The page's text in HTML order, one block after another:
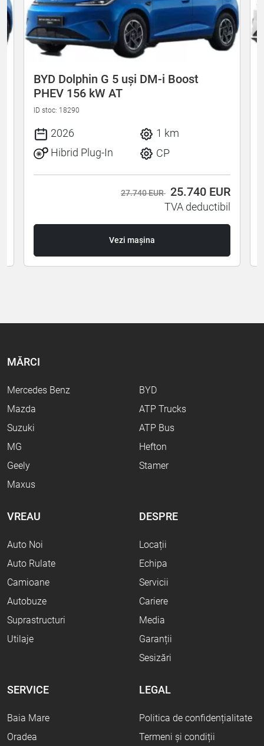
BYD Dolphin G 5 uși DM-i Boost
PHEV 156 kW AT
ID stoc: 18290
2026
1 km
Hibrid Plug-In
CP
27.740 EUR 25.740 EUR
TVA deductibil
Vezi mașina
MĂRCI
Mercedes Benz
Mazda
Suzuki
MG
Geely
Maxus
BYD
ATP Trucks
ATP Bus
Hefton
Stamer
VREAU
Auto Noi
Auto Rulate
Camioane
Autobuze
Suprastructuri
Utilaje
DESPRE
Locații
Echipa
Servicii
Cariere
Media
Garanții
Sesizări
SERVICE
Baia Mare
Oradea
LEGAL
Politica de confidențialitate
Termeni și condiții